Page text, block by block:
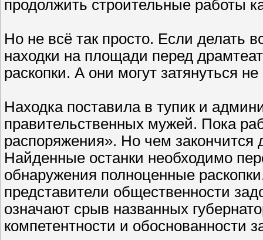
продолжить строительные работы
Но не всё так просто. Если делать
находки на площади перед
раскопки. А они могут затянуться
Находка поставила в тупик и
правительственных мужей. Пока
распоряжения». Но чем закончится
Найденные останки необходимо
обнаружения полноценные
представители общественности
означают срыв названных
компетентности и обоснованности